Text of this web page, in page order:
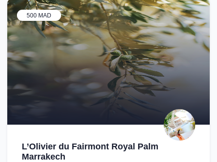
500 MAD
L’Olivier du Fairmont Royal Palm
Marrakech